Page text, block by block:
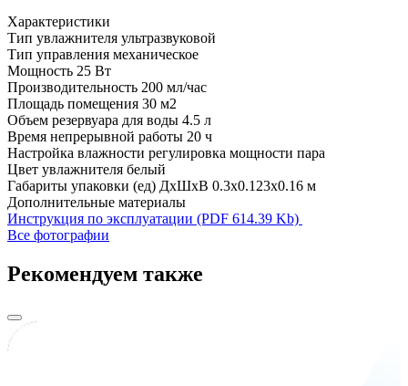
Характеристики
Тип увлажнителя ультразвуковой
Тип управления механическое
Мощность 25 Вт
Производительность 200 мл/час
Площадь помещения 30 м2
Объем резервуара для воды 4.5 л
Время непрерывной работы 20 ч
Настройка влажности регулировка мощности пара
Цвет увлажнителя белый
Габариты упаковки (ед) ДхШхВ 0.3x0.123x0.16 м
Дополнительные материалы
Инструкция по эксплуатации (PDF 614.39 Kb)
Все фотографии
Рекомендуем также